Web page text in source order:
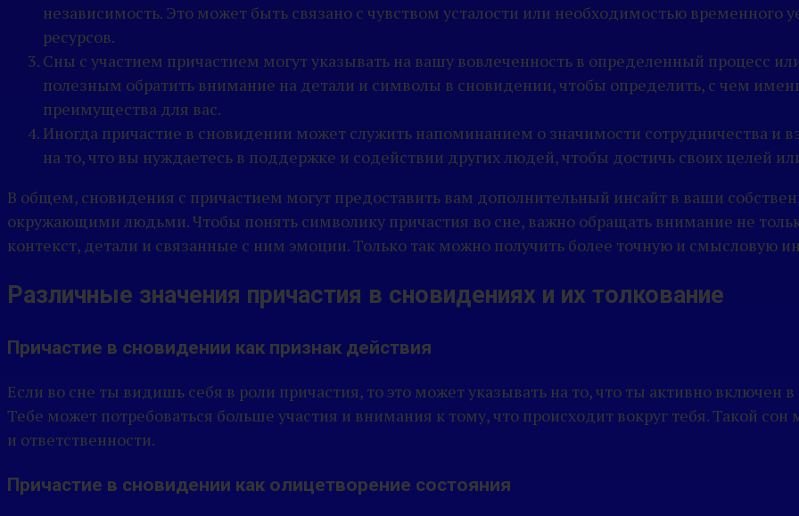
независимость. Это может быть связано с чувством усталости или необходимостью временного
ресурсов.
Сны с участием причастием могут указывать на вашу вовлеченность в определенный процесс
полезным обратить внимание на детали и символы в сновидении, чтобы определить, с чем
преимущества для вас.
Иногда причастие в сновидении может служить напоминанием о значимости сотрудничества
на то, что вы нуждаетесь в поддержке и содействии других людей, чтобы достичь своих целей
В общем, сновидения с причастием могут предоставить вам дополнительный инсайт в ваши
окружающими людьми. Чтобы понять символику причастия во сне, важно обращать внимание не
контекст, детали и связанные с ним эмоции. Только так можно получить более точную и смысловую
Различные значения причастия в сновидениях и их толкование
Причастие в сновидении как признак действия
Если во сне ты видишь себя в роли причастия, то это может указывать на то, что ты активно включен
Тебе может потребоваться больше участия и внимания к тому, что происходит вокруг тебя. Такой
и ответственности.
Причастие в сновидении как олицетворение состояния